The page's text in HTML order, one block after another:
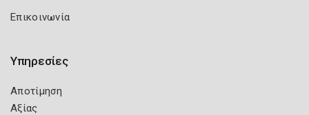
Επικοινωνία
Υπηρεσίες
Αποτίμηση
Αξίας